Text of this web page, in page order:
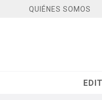
QUIÉNES SOMOS